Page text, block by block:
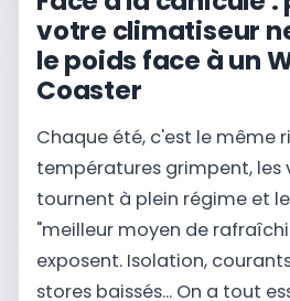
votre climatiseur
le poids face à un
Coaster
Chaque été, c'est le même
températures grimpent, les
tournent à plein régime et
"meilleur moyen de
exposent. Isolation,
stores baissés... On a tout